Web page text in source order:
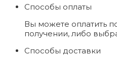
Способы оплаты
Вы можете оплатить
получении, либо
Способы доставки